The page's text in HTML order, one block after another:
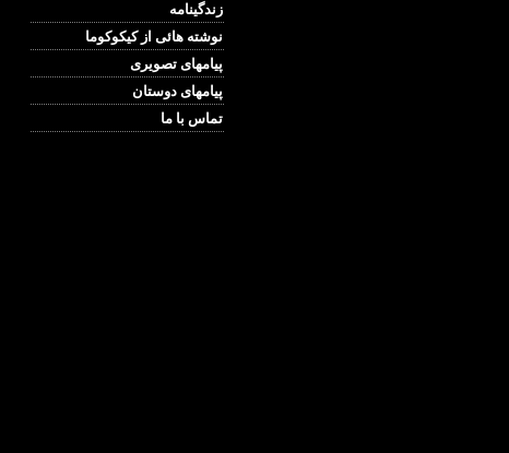
زندگینامه
نوشته هائی از کیکوکوما
پیامهای تصویری
پیامهای دوستان
تماس با ما